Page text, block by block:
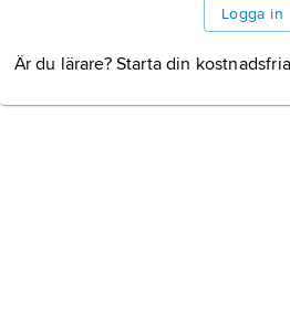
Logga in
Är du lärare? Starta din